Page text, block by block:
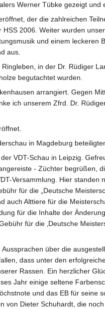
Werner Tübke gezeigt und
der die zahlreichen
2006. Weiter wurden
und einem leckeren
aus.
in der Dr. Rüdiger
begutachtet wurden.
arrangiert. Gegen
ich unserem Zfrd. Dr.
in Magdeburg
VDT-Schau in Leipzig.
- Züchter begrüßen,
Versammlung. Hier
für die „Deutsche
Alttiere für die
für die Inhalte der
für die ‚Deutsche
über die
dass unter den
Rassen. Ein herzlicher
Jahr einige seltene
und das EB für seine
Dieter Schuhardt, die